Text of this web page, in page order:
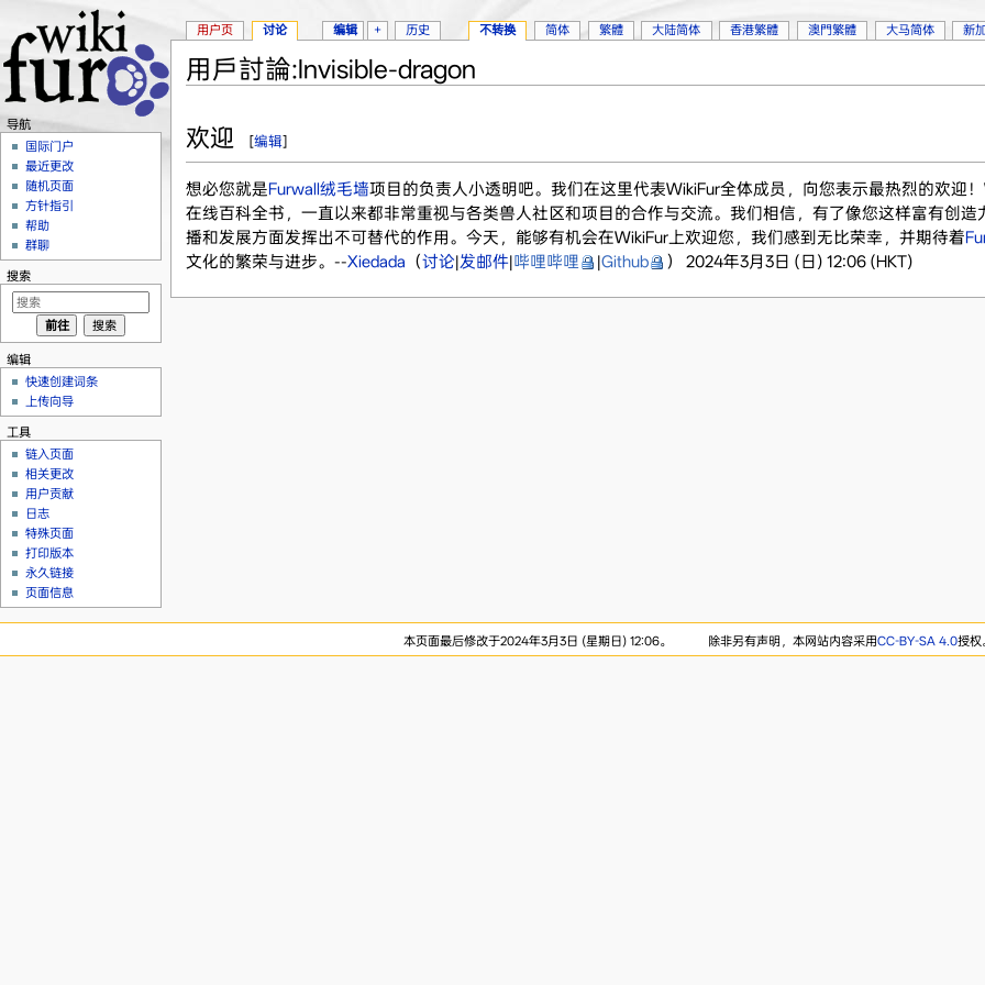
用戶討論:Invisible-dragon
欢迎 [编辑]
想必您就是Furwall绒毛墙项目的负责人小透明吧。我们在这里代表WikiFur全体成员，向您表示最热烈的欢迎
在线百科全书，一直以来都非常重视与各类兽人社区和项目的合作与交流。我们相信，有了像您这样富有创造
播和发展方面发挥出不可替代的作用。今天，能够有机会在WikiFur上欢迎您，我们感到无比荣幸，并期待着
文化的繁荣与进步。--Xiedada （讨论|发邮件|哔哩哔哩 |Github ） 2024年3月3日 (日) 12:06 (HKT)
用户页 讨论 编辑 + 历史 不转换 简体 繁體 大陆简体 香港繁體 澳門繁體 大马简体 新
导航
国际门户
最近更改
随机页面
方针指引
帮助
群聊
搜索
编辑
快速创建词条
上传向导
工具
链入页面
相关更改
用户贡献
日志
特殊页面
打印版本
永久链接
页面信息
本页面最后修改于2024年3月3日 (星期日) 12:06。 除非另有声明，本网站内容采用CC-BY-SA 4.0授权